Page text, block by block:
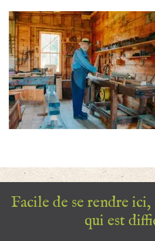
Facile de se rendre ici,
qui est